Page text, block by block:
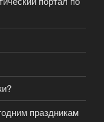
праздникам